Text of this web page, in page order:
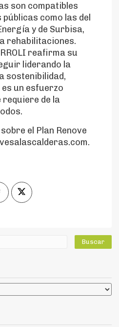
son compatibles
como las del
y de Surbisa,
rehabilitaciones.
reafirma su
liderando la
sostenibilidad,
un esfuerzo
requiere de la
el Plan Renove